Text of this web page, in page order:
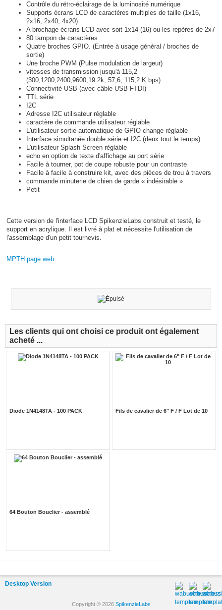
Contrôle du rétro-éclairage de la luminosité numérique
Supports écrans LCD de caractères multiples de taille (1x16,
2x16, 2x40, 4x20)
A brochage écrans LCD avec soit 1x14 (16) ou les repères de 2x7
80 tampon de caractères
Quatre broches GPIO. (Entrée à usage général / broches de
sortie)
Une broche PWM (Pulse modulation de largeur)
vitesses de transmission jusqu'à 115,2
(300,1200,2400,9600,19.2k, 57,6, 115,2 K bps)
Connectivité USB (avec câble USB FTDI)
TTL série
I2C
Adresse I2C utilisateur réglable
caractère de commande utilisateur réglable
L'utilisateur sortie automatique de GPIO change réglable
Interface simultanée double série et I2C (deux tout le temps)
L'utilisateur Splash Screen réglable
echo en option de texte d'affichage au port série
Facile à tourner, pot de coupe robuste pour un contraste
Facile à facile à construire kit, avec des pièces de trou à travers
commande minuterie de chien de garde « indésirable »
Petit
Cette version de l'interface LCD SpikenzieLabs construit et testé, le
support en acrylique. Il est livré à plat et nécessite l'utilisation de
l'assemblage d'un petit tournevis.
MPTH page web
Les clients qui ont choisi ce produit ont également
acheté ...
Diode 1N4148TA - 100 PACK Fils de cavalier de 6" F / F Lot de 10
64 Bouton Bouclier - assemblé
Desktop Version
Copyright © 2026 SpikenzieLabs